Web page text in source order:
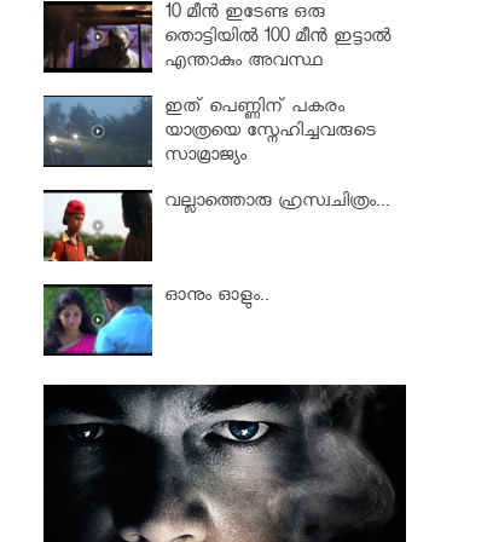
10 മീൻ ഇടേണ്ട ഒരു
തൊട്ടിയിൽ 100 മീൻ ഇട്ടാൽ
എന്താകും അവസ്ഥ
ഇത് പെണ്ണിന് പകരം
യാത്രയെ സ്നേഹിച്ചവരുടെ
സാമ്രാജ്യം
വല്ലാത്തൊരു ഹ്രസ്വചിത്രം...
ഓനും ഓളും..